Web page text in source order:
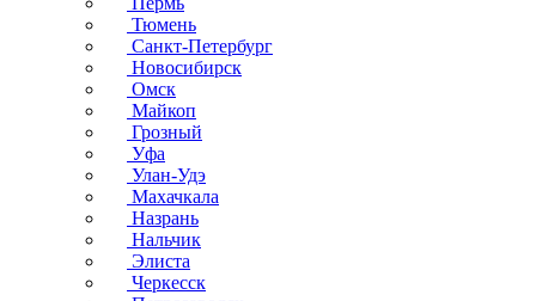
Тюмень
Санкт-Петербург
Новосибирск
Омск
Майкоп
Грозный
Уфа
Улан-Удэ
Махачкала
Назрань
Нальчик
Элиста
Черкесск